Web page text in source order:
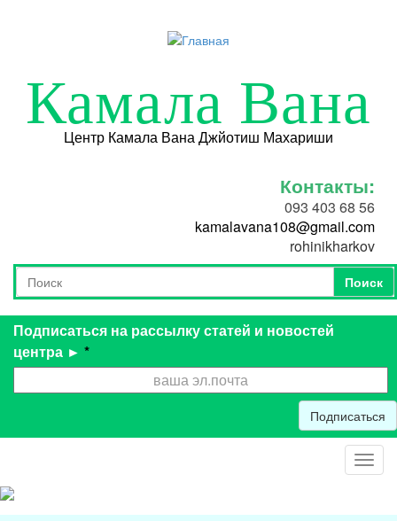
Камала Вана
Центр Камала Вана Джйотиш Махариши
Контакты:
093 403 68 56
kamalavana108@gmail.com
rohinikharkov
Форма поиска
Поиск
Поиск
Подписаться на рассылку статей и новостей
центра ► *
Подписаться